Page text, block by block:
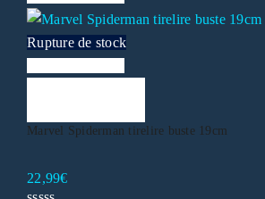
Rupture de stock
Marvel Spiderman tirelire buste 19cm
22,99€